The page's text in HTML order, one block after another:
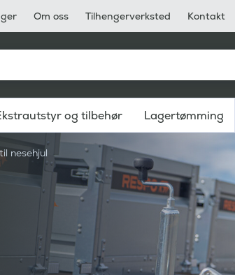
Om oss Tilhengerverksted Kontakt
og tilbehør Lagertømming
nesehjul